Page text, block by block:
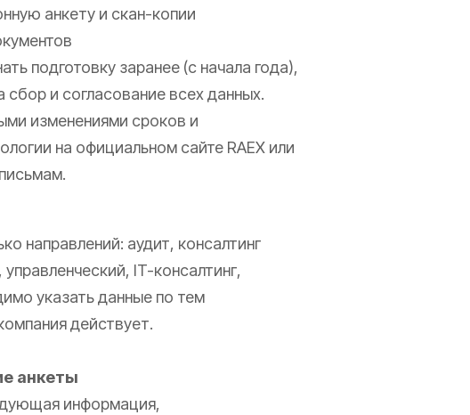
анкету и скан-копии
подготовку заранее (с начала года),
сбор и согласование всех данных.
изменениями сроков и
на официальном сайте RAEX или
направлений: аудит, консалтинг
IT-консалтинг,
указать данные по тем
действует.
анкеты
информация,